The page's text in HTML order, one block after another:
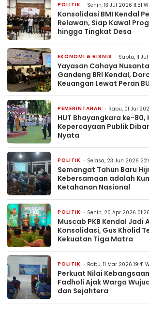
POLITIK Senin, 13 Jul 2026 11:51
Konsolidasi BMI Kendal
Relawan, Siap Kawal
hingga Tingkat Desa
EKONOMI & BISNIS Sabtu, 11
Yayasan Cahaya
Gandeng BRI Kendal,
Keuangan Lewat Peran
PEMERINTAHAN Rabu, 01 Jul
HUT Bhayangkara ke-80,
Kepercayaan Publik
Nyata
POLITIK Selasa, 23 Jun 2026
Semangat Tahun Baru
Kebersamaan adalah
Ketahanan Nasional
POLITIK Senin, 20 Apr 2026
Muscab PKB Kendal Jadi
Konsolidasi, Gus Kholid
Kekuatan Tiga Matra
POLITIK Rabu, 11 Mar 2026 19:41
Perkuat Nilai
Fadholi Ajak Warga
dan Sejahtera